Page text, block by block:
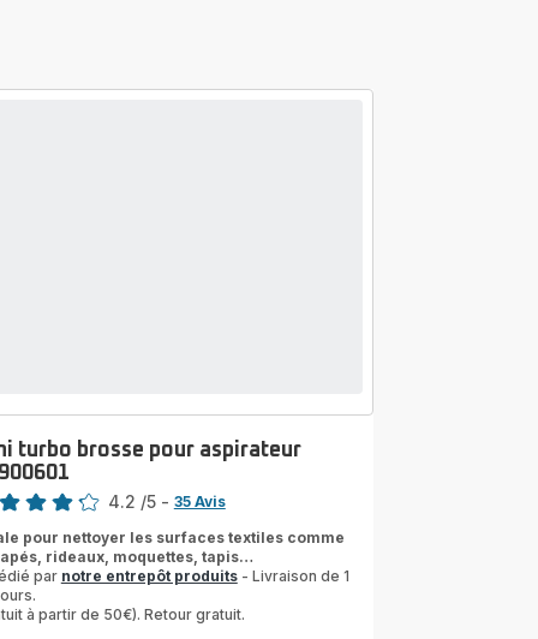
turbo brosse pour aspirateur
4.2 /5 - 35 Avis
pour nettoyer les surfaces textiles comme
rideaux, moquettes, tapis…
par notre entrepôt produits- Livraison de 1
à partir de 50€). Retour gratuit.